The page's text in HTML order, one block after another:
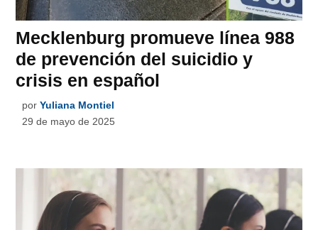
Mecklenburg promueve línea 988
de prevención del suicidio y
crisis en español
por Yuliana Montiel
29 de mayo de 2025